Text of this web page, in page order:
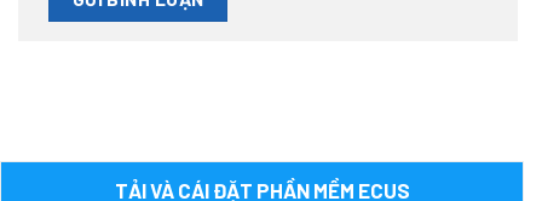
TẢI VÀ CÁI ĐẶT PHẦN MỀM ECUS